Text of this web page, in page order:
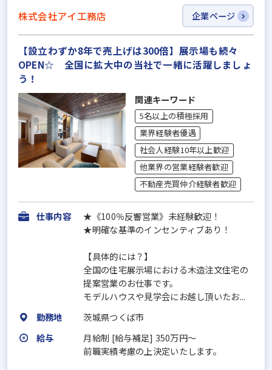
株式会社アイ工務店 企業ページ
【設立わずか8年で売上げは300倍】展示場も続々
OPEN☆ 全国に拡大中の当社で一緒に活躍しましょ
う！
関連キーワード
5名以上の積極採用
業界経験者優遇
社会人経験10年以上歓迎
他業界の営業経験者歓迎
不動産売買仲介経験者歓迎
仕事内容
★《100％反響営業》未経験歓迎！
★明確な基準のインセンティブあり！
【具体的には？】
全国の住宅展示場における木造注文住宅の
提案営業のお仕事です。
モデルハウスや見学会にお越し頂いたお...
勤務地
茨城県つくば市
給与
月給制 [給与補足] 350万円～
前職実績考慮の上決定いたします。